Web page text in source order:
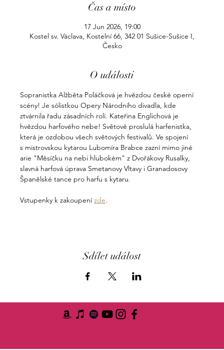
Čas a místo
17 Jun 2026, 19:00
Kostel sv. Václava, Kostelní 66, 342 01 Sušice-Sušice I,
Česko
O události
Sopranistka Alžběta Poláčková je hvězdou české operní
scény! Je sólistkou Opery Národního divadla, kde
ztvárnila řadu zásadních rolí. Kateřina Englichová je
hvězdou harfového nebe! Světově proslulá harfenistka,
která je ozdobou všech světových festivalů. Ve spojení
s mistrovskou kytarou Lubomíra Brabce zazní mimo jiné
arie "Měsíčku na nebi hlubokém" z Dvořákovy Rusalky,
slavná harfová úprava Smetanovy Vltavy i Granadosovy
Španělské tance pro harfu s kytaru.
Vstupenky k zakoupení zde.
Sdílet událost